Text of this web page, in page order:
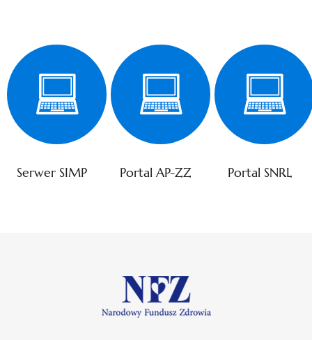
Serwer SIMP Portal AP-ZZ Portal SNRL